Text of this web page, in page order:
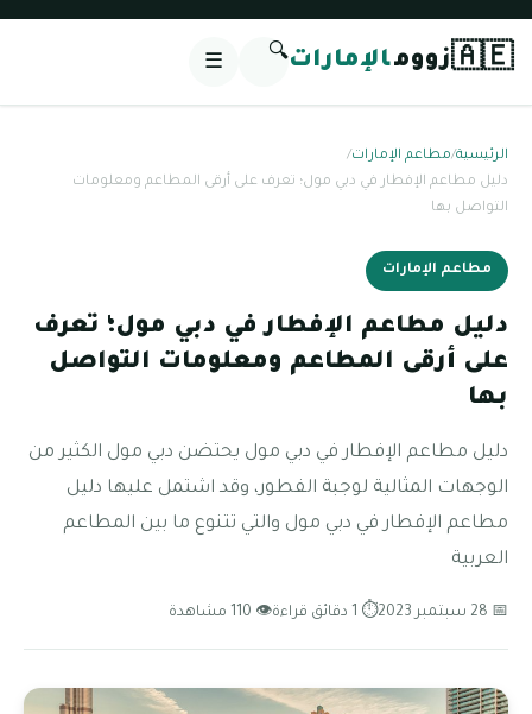
🇦🇪زوومالإمارات🔍
☰
الرئيسية/مطاعم الإمارات/
دليل مطاعم الإفطار في دبي مول؛ تعرف على أرقى المطاعم ومعلومات
التواصل بها
مطاعم الإمارات
دليل مطاعم الإفطار في دبي مول؛ تعرف
على أرقى المطاعم ومعلومات التواصل
بها
دليل مطاعم الإفطار في دبي مول يحتضن دبي مول الكثير من
الوجهات المثالية لوجبة الفطور، وقد اشتمل عليها دليل
مطاعم الإفطار في دبي مول والتي تتنوع ما بين المطاعم
العربية
📅 28 سبتمبر 2023 ⏱ 1 دقائق قراءة 👁 110 مشاهدة